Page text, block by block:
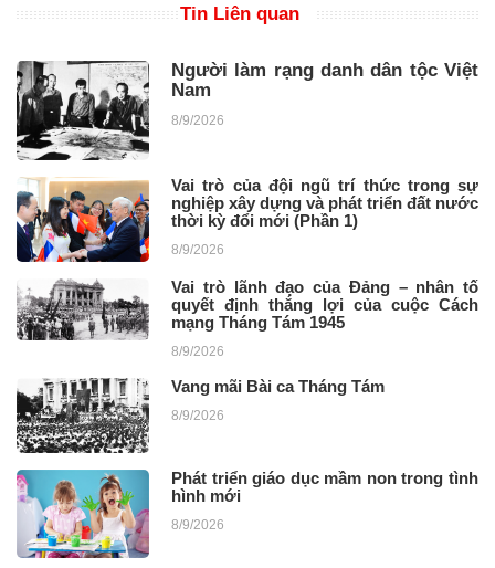
Tin Liên quan
Người làm rạng danh dân tộc Việt
Nam
8/9/2026
Vai trò của đội ngũ trí thức trong sự
nghiệp xây dựng và phát triển đất nước
thời kỳ đổi mới (Phần 1)
8/9/2026
Vai trò lãnh đạo của Đảng – nhân tố
quyết định thắng lợi của cuộc Cách
mạng Tháng Tám 1945
8/9/2026
Vang mãi Bài ca Tháng Tám
8/9/2026
Phát triển giáo dục mầm non trong tình
hình mới
8/9/2026